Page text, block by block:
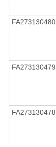
FA273130480
FA273130479
FA273130478